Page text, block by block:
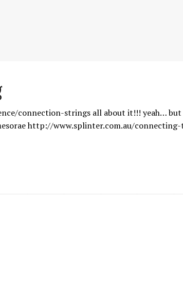
connection-strings all about it!!! yeah… but
http://www.splinter.com.au/